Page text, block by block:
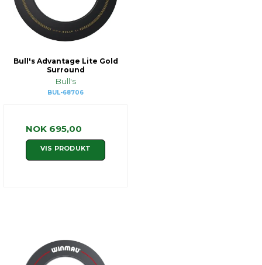
Bull's Advantage Lite Gold
Surround
Bull's
BUL-68706
NOK 695,00
VIS PRODUKT